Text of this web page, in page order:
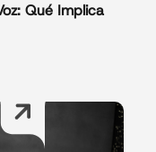
Qué Implica